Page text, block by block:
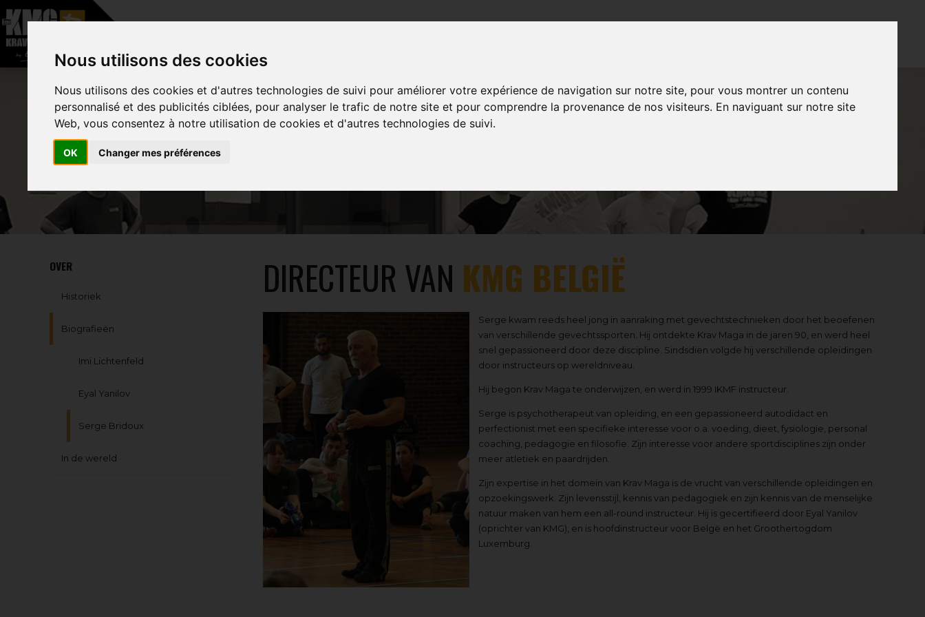
Nous utilisons des cookies
Nous utilisons des cookies et d'autres technologies de suivi pour améliorer votre expérience de navigation sur notre site, pour vous montrer un contenu
personnalisé et des publicités ciblées, pour analyser le trafic de notre site et pour comprendre la provenance de nos visiteurs. En naviguant sur notre site
Web, vous consentez à notre utilisation de cookies et d'autres technologies de suivi.
OK Changer mes préférences
HOME OVER
–
OVER
Historiek
Biografieën
Imi Lichtenfeld
Eyal Yanilov
Serge Bridoux
In de wereld
DIRECTEUR VAN KMG BELGIË
Serge kwam reeds heel jong in aanraking met gevechtstechnieken door het beoefenen
van verschillende gevechtssporten. Hij ontdekte Krav Maga in de jaren 90, en werd heel
snel gepassioneerd door deze discipline. Sindsdien volgde hij verschillende opleidingen
door instructeurs op wereldniveau.
Hij begon Krav Maga te onderwijzen, en werd in 1999 IKMF instructeur.
Serge is psychotherapeut van opleiding, en een gepassioneerd autodidact en
perfectionist met een specifieke interesse voor o.a. voeding, dieet, fysiologie, personal
coaching, pedagogie en filosofie. Zijn interesse voor andere sportdisciplines zijn onder
meer atletiek en paardrijden.
Zijn expertise in het domein van Krav Maga is de vrucht van verschillende opleidingen en
opzoekingswerk. Zijn levensstijl, kennis van pedagogiek en zijn kennis van de menselijke
natuur maken van hem een all-round instructeur. Hij is gecertifieerd door Eyal Yanilov
(oprichter van KMG), en is hoofdinstructeur voor Belgë en het Groothertogdom
Luxemburg.